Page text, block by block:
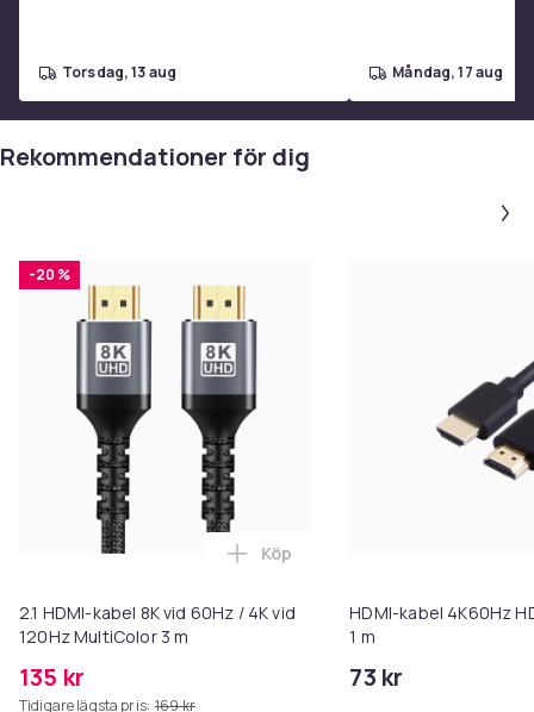
torsdag, 13 aug måndag, 17 aug
Rekommendationer för dig
-20 %
2.1 HDMI-kabel 8K vid 60Hz / 4K vid
120Hz MultiColor 3 m
135 kr
Tidigare lägsta pris: 169 kr
Lägg till 2.1 HDMI-kabel 8K vid
Köp
HDMI-kabel 4K60Hz
1 m
73 kr